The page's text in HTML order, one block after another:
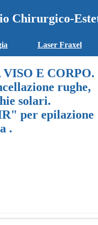
Chirurgico-
Laser Fraxel
E CORPO.
rughe,
solari.
per epilazione
.